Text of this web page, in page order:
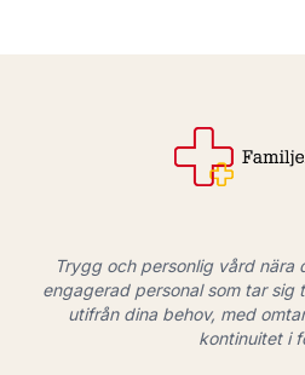
Trygg och personlig vård nära
engagerad personal som tar sig
utifrån dina behov, med
kontinuitet i